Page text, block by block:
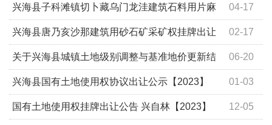
牌出让结果公示 04-17
兴海县子科滩镇切卜藏乌门龙洼建筑石料用片麻
岩矿采矿权挂牌出让公告 02-17
兴海县唐乃亥沙那建筑用砂石矿采矿权挂牌出让
公告 06-20
关于兴海县城镇土地级别调整与基准地价更新结
果的通告 01-03
兴海县国有土地使用权协议出让公示【2023】
11946 12-05
国有土地使用权挂牌出让公告 兴自林【2023】